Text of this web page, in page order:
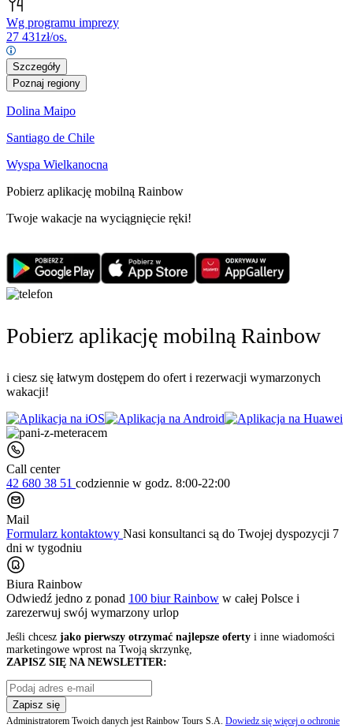
Wg programu imprezy
27 431zł/os.
Szczegóły
Poznaj regiony
Dolina Maipo
Santiago de Chile
Wyspa Wielkanocna
Pobierz aplikację mobilną Rainbow
Twoje wakacje na wyciągnięcie ręki!
Pobierz aplikację mobilną Rainbow
i ciesz się łatwym dostępem do ofert i rezerwacji wymarzonych
wakacji!
Call center
42 680 38 51 codziennie w godz. 8:00-22:00
Mail
Formularz kontaktowy Nasi konsultanci są do Twojej dyspozycji 7
dni w tygodniu
Biura Rainbow
Odwiedź jedno z ponad 100 biur Rainbow w całej Polsce i
zarezerwuj swój wymarzony urlop
Jeśli chcesz jako pierwszy otrzymać najlepsze oferty i inne wiadomości
marketingowe wprost na Twoją skrzynkę,
ZAPISZ SIĘ NA NEWSLETTER:
Zapisz się
Administratorem Twoich danych jest Rainbow Tours S.A. Dowiedz się więcej o ochronie